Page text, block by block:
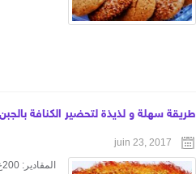
طريقة سهلة و لذيذة لتحضير الكنافة
juin 23, 2017